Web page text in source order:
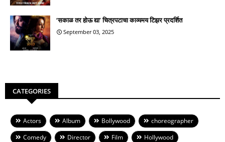
‘सकाळ तर होऊ द्या’ चित्रपटाचा काव्यमय टिझर प्रदर्शित
September 03, 2025
CATEGORIES
Actors Album Bollywood
choreographer
Comedy
Director Film
Hollywood